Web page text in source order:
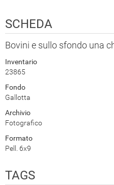
SCHEDA
Bovini e sullo sfondo una
Inventario
23865
Fondo
Gallotta
Archivio
Fotografico
Formato
Pell. 6x9
TAGS